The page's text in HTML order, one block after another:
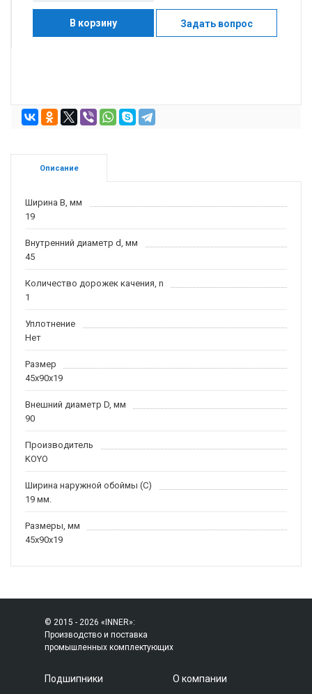
В корзину Задать вопрос
Описание
Ширина B, мм
19
Внутренний диаметр d, мм
45
Количество дорожек качения, n
1
Уплотнение
Нет
Размер
45x90x19
Внешний диаметр D, мм
90
Производитель
KOYO
Ширина наружной обоймы (C)
19 мм.
Размеры, мм
45x90x19
© 2015 - 2026 «INNER»:
Производство и поставка
промышленных комплектующих
Подшипники
О компании